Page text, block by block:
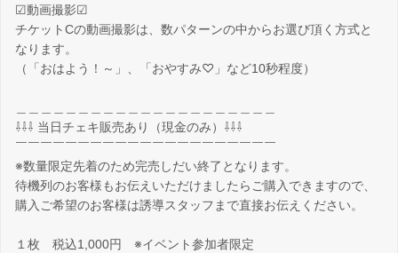
☑動画撮影☑
チケットCの動画撮影は、数パターンの中からお選び頂く方式と
なります。
（「おはよう！～」、「おやすみ♡」など10秒程度）
⇩⇩⇩ 当日チェキ販売あり（現金のみ）⇩⇩⇩
￣￣￣￣￣￣￣￣￣￣￣￣￣￣￣￣￣￣￣￣￣
※数量限定先着のため完売しだい終了となります。
待機列のお客様もお伝えいただけましたらご購入できますので、
購入ご希望のお客様は誘導スタッフまで直接お伝えください。
１枚 税込1,000円 ※イベント参加者限定